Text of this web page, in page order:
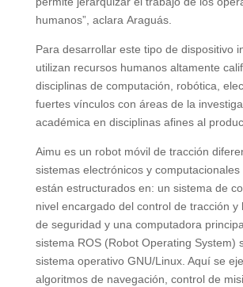
humanos”, aclara Araguás.
Para desarrollar este tipo de dispositivo
utilizan recursos humanos altamente
disciplinas de computación, robótica,
fuertes vínculos con áreas de la
académica en disciplinas afines al
Aimu es un robot móvil de tracción
sistemas electrónicos y computacionales
están estructurados en: un sistema de
nivel encargado del control de tracción y
de seguridad y una computadora
sistema ROS (Robot Operating System)
sistema operativo GNU/Linux. Aquí se
algoritmos de navegación, control de